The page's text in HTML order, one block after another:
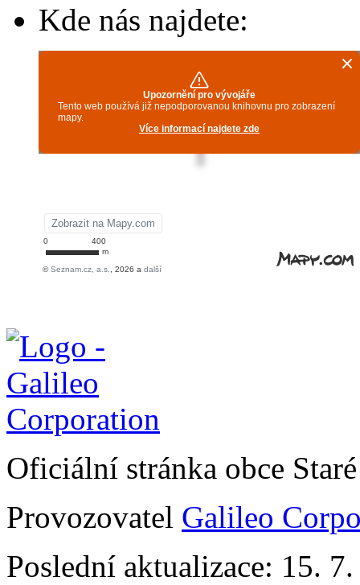
Kde nás najdete:
Oficiální stránka obce
Provozovatel Galileo
Poslední aktualizace: 15.